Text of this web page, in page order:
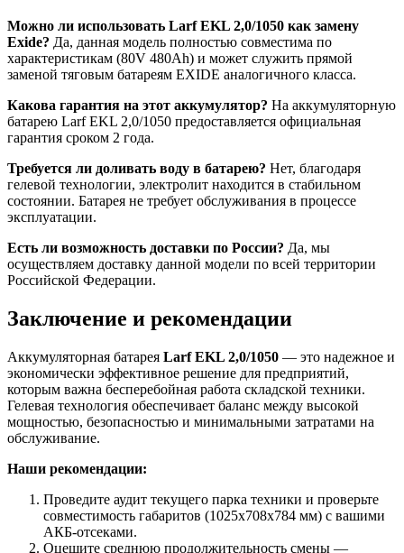
Можно ли использовать Larf EKL 2,0/1050 как замену
Exide? Да, данная модель полностью совместима по
характеристикам (80V 480Ah) и может служить прямой
заменой тяговым батареям EXIDE аналогичного класса.
Какова гарантия на этот аккумулятор? На аккумуляторную
батарею Larf EKL 2,0/1050 предоставляется официальная
гарантия сроком 2 года.
Требуется ли доливать воду в батарею? Нет, благодаря
гелевой технологии, электролит находится в стабильном
состоянии. Батарея не требует обслуживания в процессе
эксплуатации.
Есть ли возможность доставки по России? Да, мы
осуществляем доставку данной модели по всей территории
Российской Федерации.
Заключение и рекомендации
Аккумуляторная батарея Larf EKL 2,0/1050 — это надежное и
экономически эффективное решение для предприятий,
которым важна бесперебойная работа складской техники.
Гелевая технология обеспечивает баланс между высокой
мощностью, безопасностью и минимальными затратами на
обслуживание.
Наши рекомендации:
Проведите аудит текущего парка техники и проверьте
совместимость габаритов (1025x708x784 мм) с вашими
АКБ-отсеками.
Оцешите среднюю продолжительность смены —